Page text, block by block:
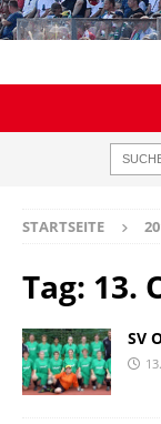
STARTSEITE
Tag: 13.
SV